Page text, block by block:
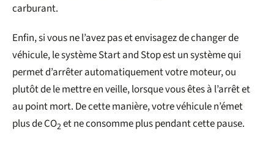
carburant.
Enfin, si vous ne l’avez pas et envisagez de changer de
véhicule, le système Start and Stop est un système qui
permet d’arrêter automatiquement votre moteur, ou
plutôt de le mettre en veille, lorsque vous êtes à l’arrêt et
au point mort. De cette manière, votre véhicule n’émet
plus de CO2et ne consomme plus pendant cette pause.